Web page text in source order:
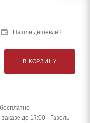
Нашли дешевле?
В КОРЗИНУ
до 17:00 - Газель